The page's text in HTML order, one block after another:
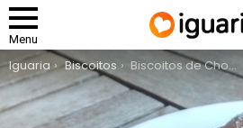
Menu
You are here:
Iguaria Biscoitos Biscoitos de Chocolate